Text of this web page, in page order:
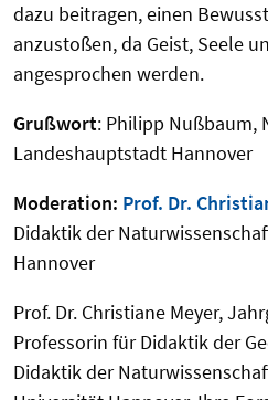
dazu beitragen, einen
anzustoßen, da Geist, Seele
angesprochen werden.
Grußwort: Philipp Nußbaum,
Landeshauptstadt Hannover
Moderation: Prof. Dr.
Didaktik der
Hannover
Prof. Dr. Christiane Meyer,
Professorin für Didaktik der
Didaktik der